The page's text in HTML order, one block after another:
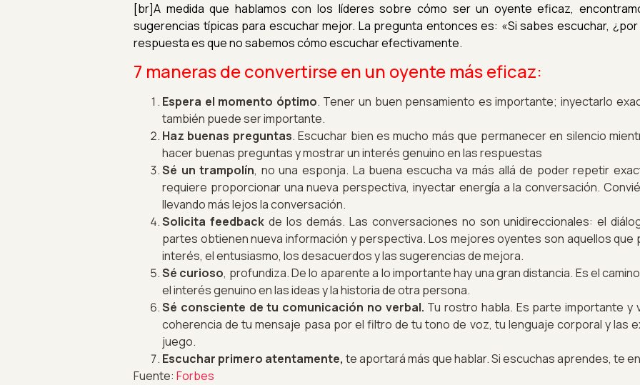
[br]A medida que hablamos con los líderes sobre cómo ser un oyente eficaz,
sugerencias típicas para escuchar mejor. La pregunta entonces es: «Si sabes escuchar,
respuesta es que no sabemos cómo escuchar efectivamente.
7 maneras de convertirse en un oyente más eficaz:
Espera el momento óptimo. Tener un buen pensamiento es importante; inyectarlo
también puede ser importante.
Haz buenas preguntas. Escuchar bien es mucho más que permanecer en silencio
hacer buenas preguntas y mostrar un interés genuino en las respuestas
Sé un trampolín, no una esponja. La buena escucha va más allá de poder repetir
requiere proporcionar una nueva perspectiva, inyectar energía a la conversación.
llevando más lejos la conversación.
Solicita feedbackde los demás. Las conversaciones no son unidireccionales: el
partes obtienen nueva información y perspectiva. Los mejores oyentes son aquellos
interés, el entusiasmo, los desacuerdos y las sugerencias de mejora.
Sé curioso, profundiza. De lo aparente a lo importante hay una gran distancia. Es el
el interés genuino en las ideas y la historia de otra persona.
Sé consciente de tu comunicación no verbal. Tu rostro habla. Es parte importante y
coherencia de tu mensaje pasa por el filtro de tu tono de voz, tu lenguaje corporal y las
juego.
Escuchar primero atentamente, te aportará más que hablar. Si escuchas aprendes, te
Fuente: Forbes